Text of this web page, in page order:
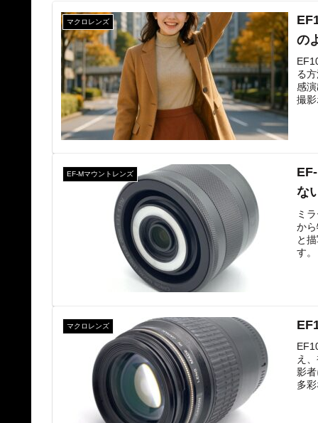
マクロレンズ
の
る
感
撮
EF-Mマウントレンズ
な
ミ
か
と
す。
マクロレンズ
え
影
多